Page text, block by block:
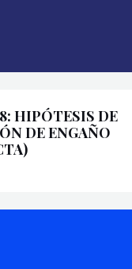
HIPÓTESIS DE
DE ENGAÑO